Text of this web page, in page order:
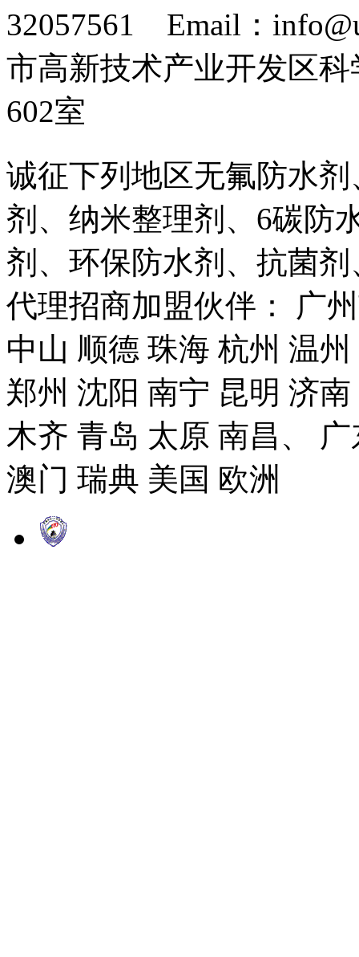
32057561 Email：
市高新技术产业开发区
602室
诚征下列地区无氟防水
剂、纳米整理剂、6碳防
剂、环保防水剂、抗菌
代理招商加盟伙伴： 广
中山 顺德 珠海 杭州 温
郑州 沈阳 南宁 昆明 济
木齐 青岛 太原 南昌、
澳门 瑞典 美国 欧洲